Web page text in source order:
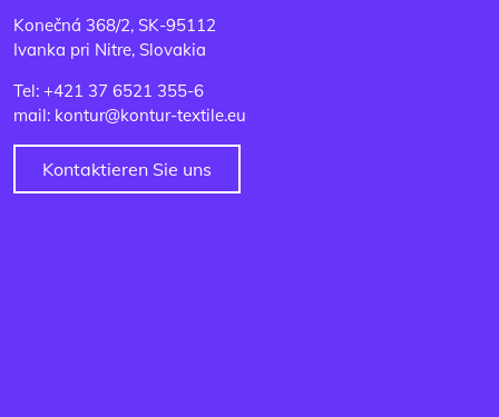
Konečná 368/2, SK-95112
Ivanka pri Nitre, Slovakia
Tel: +421 37 6521 355-6
mail: kontur@kontur-textile.eu
Kontaktieren Sie uns